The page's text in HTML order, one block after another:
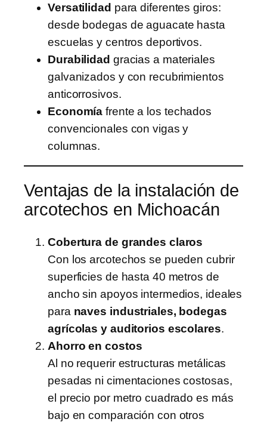
Versatilidad para diferentes giros:
desde bodegas de aguacate hasta
escuelas y centros deportivos.
Durabilidad gracias a materiales
galvanizados y con recubrimientos
anticorrosivos.
Economía frente a los techados
convencionales con vigas y
columnas.
Ventajas de la instalación de
arcotechos en Michoacán
Cobertura de grandes claros
Con los arcotechos se pueden cubrir
superficies de hasta 40 metros de
ancho sin apoyos intermedios, ideales
para naves industriales, bodegas
agrícolas y auditorios escolares.
Ahorro en costos
Al no requerir estructuras metálicas
pesadas ni cimentaciones costosas,
el precio por metro cuadrado es más
bajo en comparación con otros